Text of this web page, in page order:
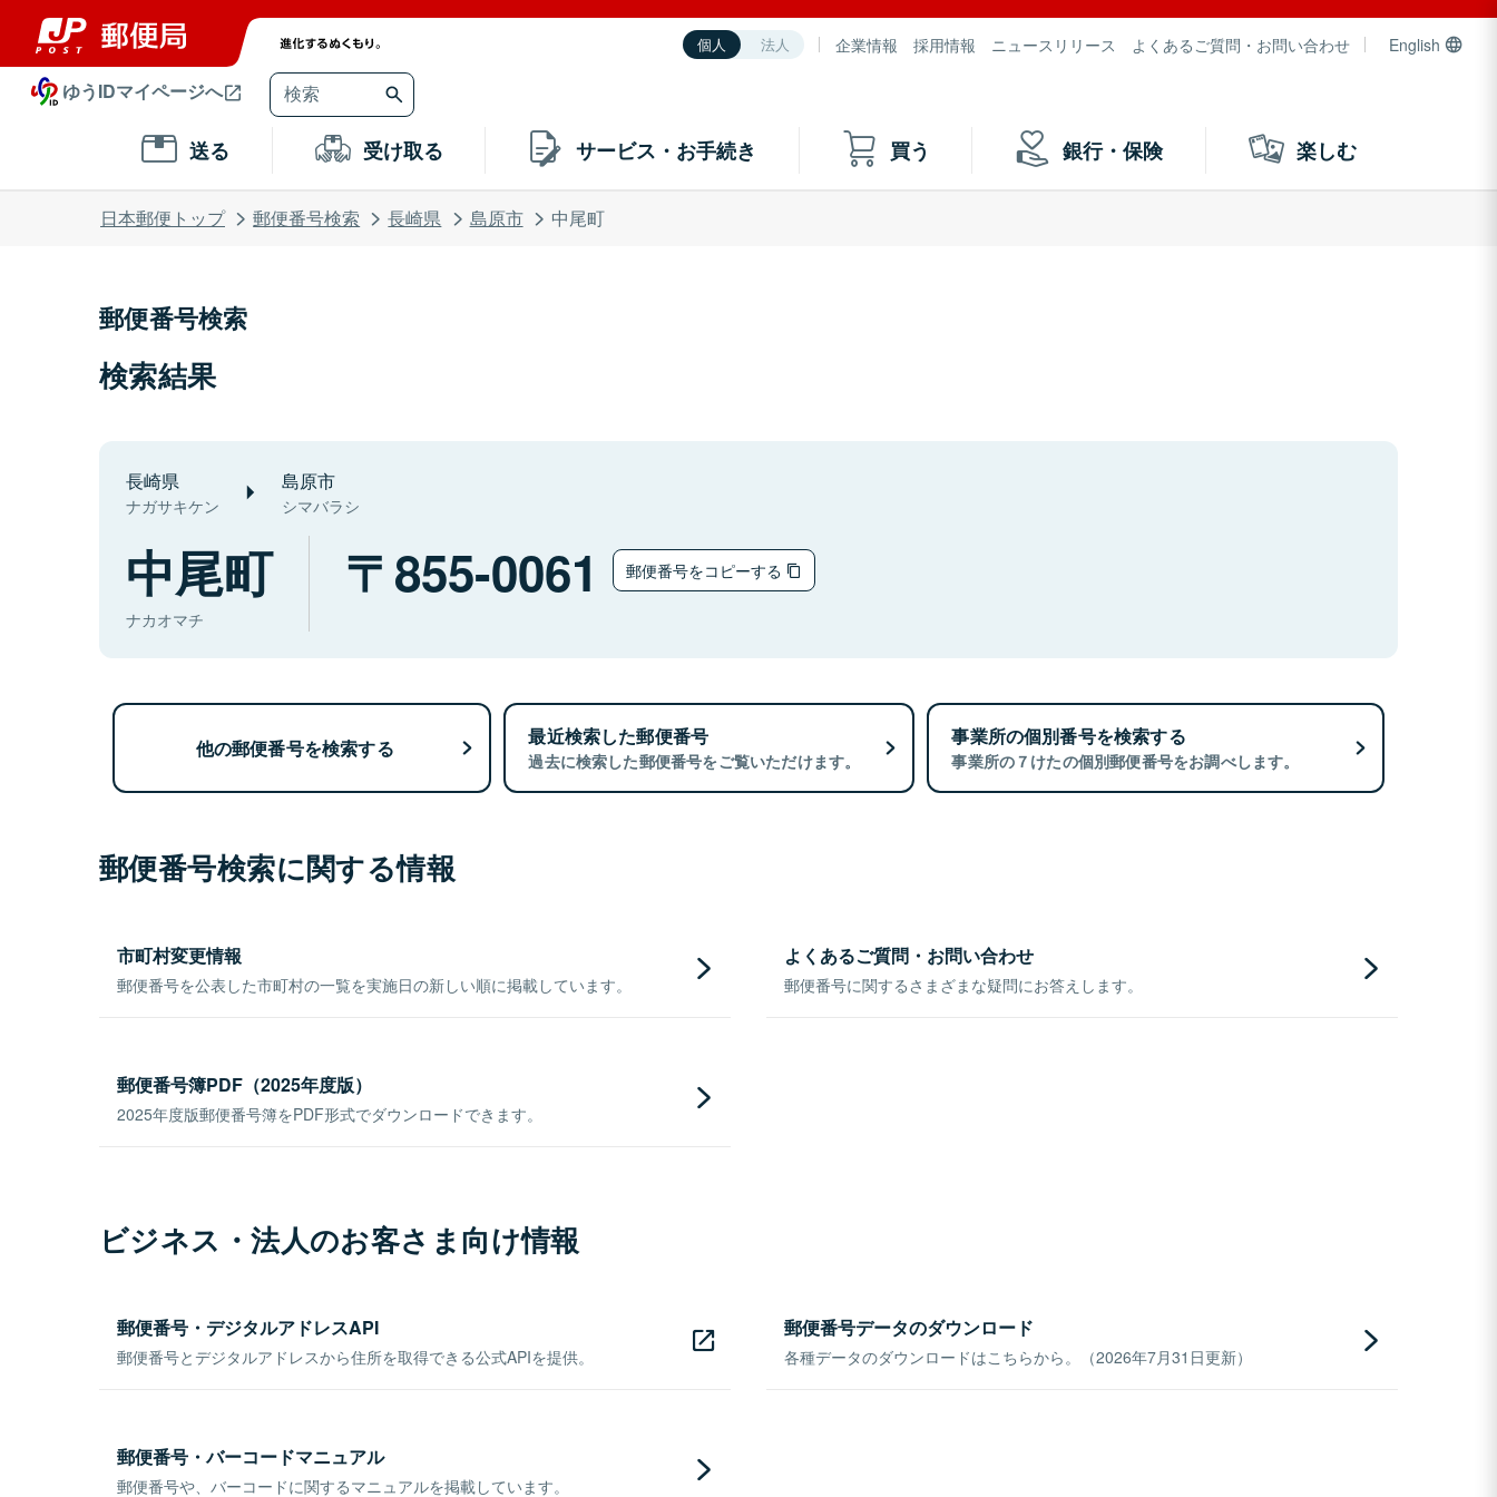
個人 法人 企業情報 採用情報 ニュースリリース よくあるご質問・お問い合わせ English
ゆうIDマイページへ
送る 受け取る サービス・お手続き 買う 銀行・保険 楽しむ
日本郵便トップ 郵便番号検索 長崎県 島原市 中尾町
郵便番号検索
検索結果
長崎県
ナガサキケン
島原市
シマバラシ
中尾町
ナカオマチ
855-0061 郵便番号をコピーする
他の郵便番号を検索する 最近検索した郵便番号
過去に検索した郵便番号をご覧いただけます。
事業所の個別番号を検索する
事業所の７けたの個別郵便番号をお調べします。
郵便番号検索に関する情報
市町村変更情報
郵便番号を公表した市町村の一覧を実施日の新しい順に掲載しています。
よくあるご質問・お問い合わせ
郵便番号に関するさまざまな疑問にお答えします。
郵便番号簿PDF（2025年度版）
2025年度版郵便番号簿をPDF形式でダウンロードできます。
ビジネス・法人のお客さま向け情報
郵便番号・デジタルアドレスAPI
郵便番号とデジタルアドレスから住所を取得できる公式APIを提供。
郵便番号データのダウンロード
各種データのダウンロードはこちらから。（2026年7月31日更新）
郵便番号・バーコードマニュアル
郵便番号や、バーコードに関するマニュアルを掲載しています。